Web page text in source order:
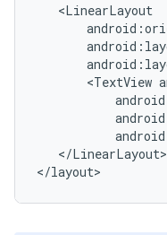
<TextView
</LinearLayout>